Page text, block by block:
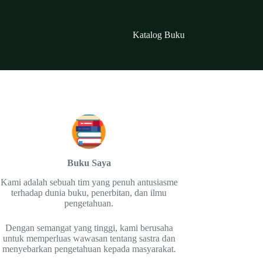
Katalog Buku
Buku Saya
Kami adalah sebuah tim yang penuh antusiasme
terhadap dunia buku, penerbitan, dan ilmu
pengetahuan.
Dengan semangat yang tinggi, kami berusaha
untuk memperluas wawasan tentang sastra dan
menyebarkan pengetahuan kepada masyarakat.